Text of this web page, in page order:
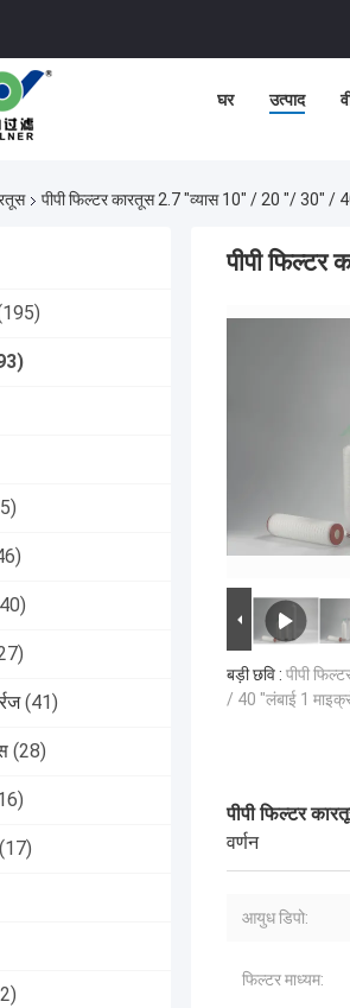
घर उत्पाद
पीपी फिल्टर कारतूस 2.7 "व्यास 10" / 20 "/ 30" / 40
(41)
(28)
(17)
पीपी फिल्टर
बड़ी छवि : पीपी
/ 40 "लंबाई 1
पीपी फिल्टर
वर्णन
आयुध डिपो:
फिल्टर माध्यम: